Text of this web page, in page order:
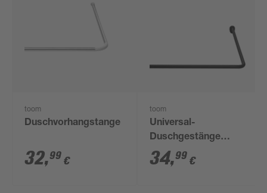
toom
Duschvorhangstange
32,99 €
toom
Universal-
Duschgestänge
schwarz Ø 20 mm
34,99 €